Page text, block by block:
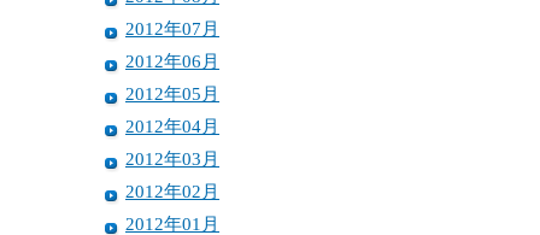
2012年07月
2012年06月
2012年05月
2012年04月
2012年03月
2012年02月
2012年01月